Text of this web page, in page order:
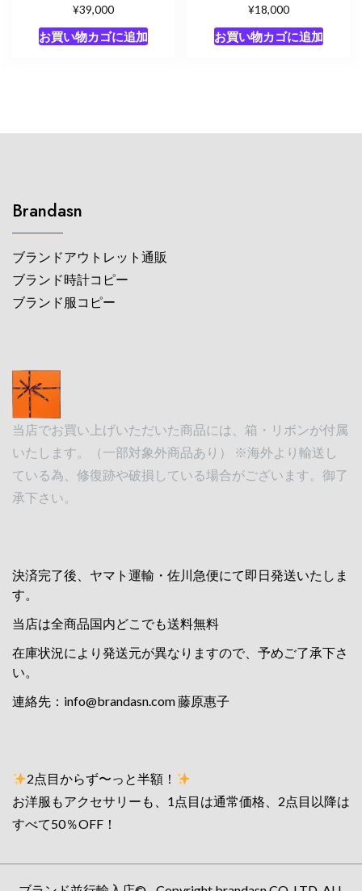
¥39,000
お買い物カゴに追加
¥18,000
お買い物カゴに追加
Brandasn
ブランドアウトレット通販
ブランド時計コピー
ブランド服コピー
当店でお買い上げいただいた商品には、箱・リボンが付属
いたします。（一部対象外商品あり） ※海外より輸送し
ている為、修復跡や破損している場合がございます。御了
承下さい。
決済完了後、ヤマト運輸・佐川急便にて即日発送いたしま
す。
当店は全商品国内どこでも送料無料
在庫状況により発送元が異なりますので、予めご了承下さ
い。
連絡先： info@brandasn.com藤原惠子
2点目からず〜っと半額！
お洋服もアクセサリーも、1点目は通常価格、2点目以降は
すべて50％OFF！